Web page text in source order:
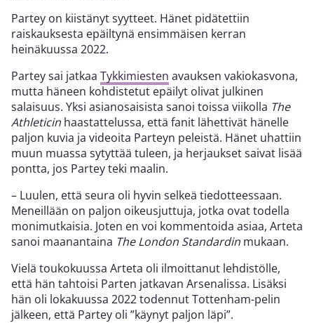
Partey on kiistänyt syytteet. Hänet pidätettiin
raiskauksesta epäiltynä ensimmäisen kerran
heinäkuussa 2022.
Partey sai jatkaa Tykkimiesten avauksen vakiokasvona,
mutta häneen kohdistetut epäilyt olivat julkinen
salaisuus. Yksi asianosaisista sanoi toissa viikolla The
Athleticin haastattelussa, että fanit lähettivät hänelle
paljon kuvia ja videoita Parteyn peleistä. Hänet uhattiin
muun muassa sytyttää tuleen, ja herjaukset saivat lisää
pontta, jos Partey teki maalin.
– Luulen, että seura oli hyvin selkeä tiedotteessaan.
Meneillään on paljon oikeusjuttuja, jotka ovat todella
monimutkaisia. Joten en voi kommentoida asiaa, Arteta
sanoi maanantaina The London Standardin mukaan.
Vielä toukokuussa Arteta oli ilmoittanut lehdistölle,
että hän tahtoisi Parten jatkavan Arsenalissa. Lisäksi
hän oli lokakuussa 2022 todennut Tottenham-pelin
jälkeen, että Partey oli ”käynyt paljon läpi”.